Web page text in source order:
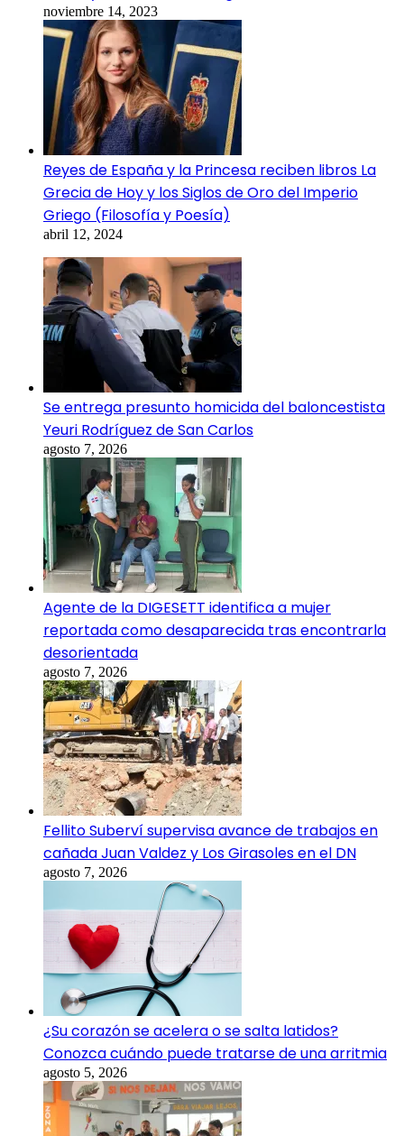
noviembre 14, 2023
Reyes de España y la Princesa reciben libros La
Grecia de Hoy y los Siglos de Oro del Imperio
Griego (Filosofía y Poesía)
abril 12, 2024
Se entrega presunto homicida del baloncestista
Yeuri Rodríguez de San Carlos
agosto 7, 2026
Agente de la DIGESETT identifica a mujer
reportada como desaparecida tras encontrarla
desorientada
agosto 7, 2026
Fellito Suberví supervisa avance de trabajos en
cañada Juan Valdez y Los Girasoles en el DN
agosto 7, 2026
¿Su corazón se acelera o se salta latidos?
Conozca cuándo puede tratarse de una arritmia
agosto 5, 2026